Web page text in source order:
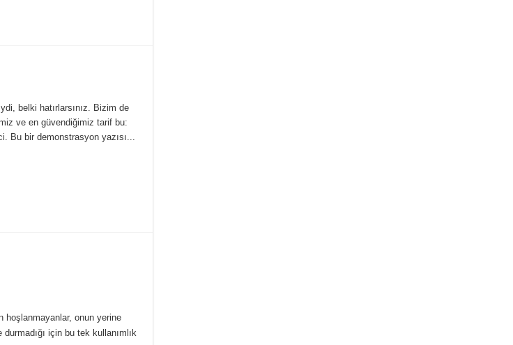
belki hatırlarsınız. Bizim de
ve en güvendiğimiz tarif bu:
. Bu bir demonstrasyon yazısı...
hoşlanmayanlar, onun yerine
için bu tek kullanımlık